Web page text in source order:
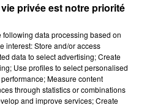
DE REIMS FERME
du centre-ville
est contraint de
privée est notre priorité
following data processing based on
interest: Store and/or access
data to select advertising; Create
Use profiles to select personalised
Measure content
through statistics or combinations
and improve services; Create